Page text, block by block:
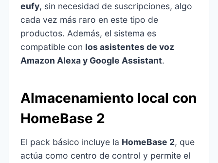
eufy, sin necesidad de suscripciones, algo
cada vez más raro en este tipo de
productos. Además, el sistema es
compatible con los asistentes de voz
Amazon Alexa y Google Assistant.
Almacenamiento local con
HomeBase 2
El pack básico incluye la HomeBase 2, que
actúa como centro de control y permite el